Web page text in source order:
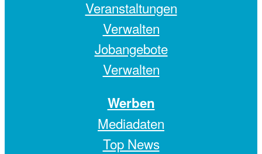
Veranstaltungen
Verwalten
Jobangebote
Verwalten
Werben
Mediadaten
Top News